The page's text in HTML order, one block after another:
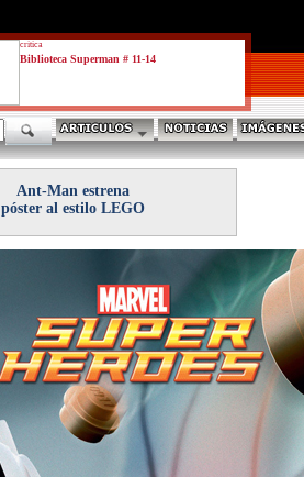
critica
Biblioteca Superman # 11-14
Ant-Man estrena
póster al estilo LEGO